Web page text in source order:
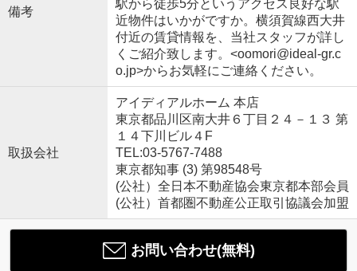
備考
駅から徒歩5分というアクセス良好な駅
近物件はいかがですか。横須賀線西大井
付近の賃貸情報を、当社スタッフが詳し
くご紹介致します。<oomori@ideal-gr.c
o.jp>からお気軽にご連絡ください。
取扱会社
アイディアルホーム 本店
東京都品川区南大井６丁目２４－１３ 第
１４下川ビル４F
TEL:03-5767-7488
東京都知事 (3) 第98548号
(公社）全日本不動産協会東京都本部会員
(公社）首都圏不動産公正取引協議会加盟
お問い合わせ(無料)